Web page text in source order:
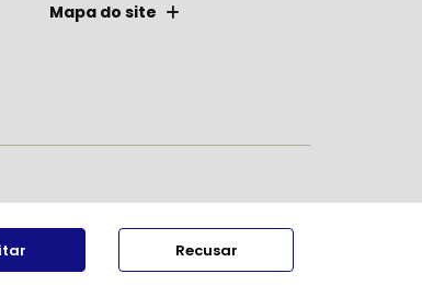
Mapa do site
Recusar